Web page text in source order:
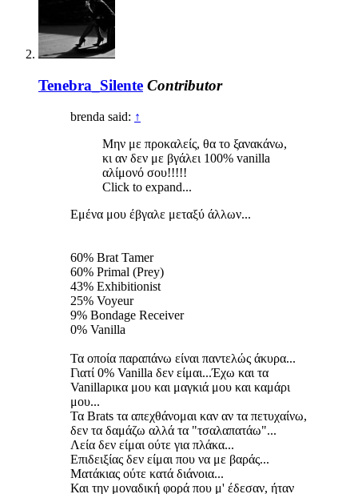
Tenebra_Silente Contributor
brenda said: ↑
Μην με προκαλείς, θα το ξανακάνω,
κι αν δεν με βγάλει 100% vanilla
αλίμονό σου!!!!!
Click to expand...
Εμένα μου έβγαλε μεταξύ άλλων...
60% Brat Tamer
60% Primal (Prey)
43% Exhibitionist
25% Voyeur
9% Bondage Receiver
0% Vanilla
Τα οποία παραπάνω είναι παντελώς άκυρα...
Γιατί 0% Vanilla δεν είμαι...Έχω και τα
Vanillaρικα μου και μαγκιά μου και καμάρι
μου...
Τα Brats τα απεχθάνομαι καν αν τα πετυχαίνω,
δεν τα δαμάζω αλλά τα "τσαλαπατάω"...
Λεία δεν είμαι ούτε για πλάκα...
Επιδειξίας δεν είμαι που να με βαράς...
Ματάκιας ούτε κατά διάνοια...
Και την μοναδική φορά που μ' έδεσαν, ήταν